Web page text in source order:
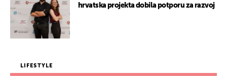
hrvatska projekta dobila potporu za razvoj
LIFESTYLE